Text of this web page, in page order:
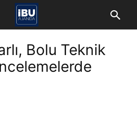
Bolu Teknik